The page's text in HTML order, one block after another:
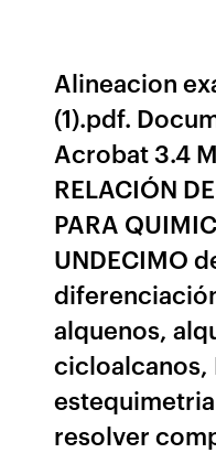
Alineacion
(1).pdf.
Acrobat 3.4
RELACIÓN
PARA
UNDECIMO
alquenos,
cicloalcanos,
resolver